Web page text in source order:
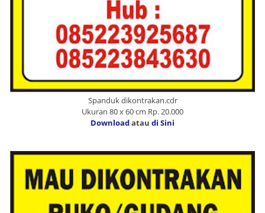
Spanduk dikontrakan.cdr
Ukuran 80 x 60 cm Rp. 20.000
Downloadatau di Sini